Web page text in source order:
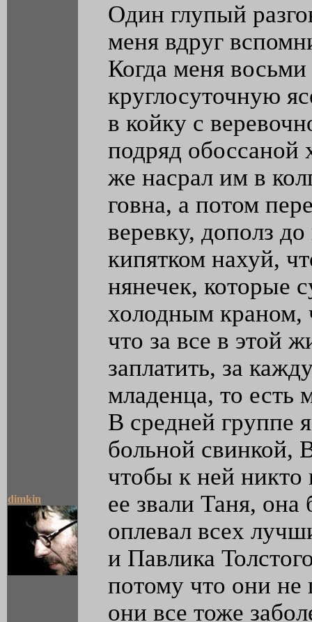
dimkin
Один глупый
меня вдруг
Когда меня
круглосуточную
в койку с
подряд обоссаной
же насрал им в
говна, а потом
веревку, дополз
кипятком нахуй,
нянечек, которые
холодным краном,
что за все в этой
заплатить, за
младенца, то есть
В средней группе
больной свинкой,
чтобы к ней никто
ее звали Таня, она
оплевал всех
и Павлика
потому что они не
они все тоже